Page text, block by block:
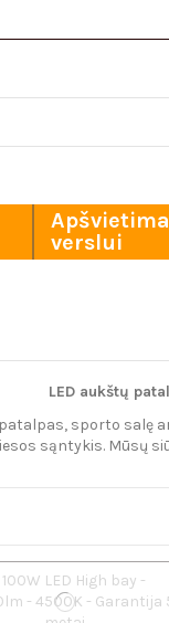
verslui
LED aukštų
, sporto salę
sąntykis. Mūsų